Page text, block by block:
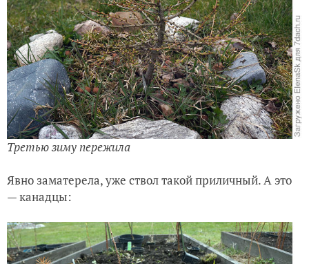
Третью зиму пережила
Явно заматерела, уже ствол такой приличный. А это
— канадцы: